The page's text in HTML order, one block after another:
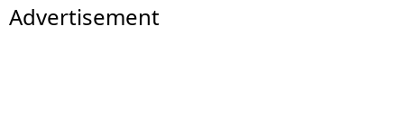
Advertisement